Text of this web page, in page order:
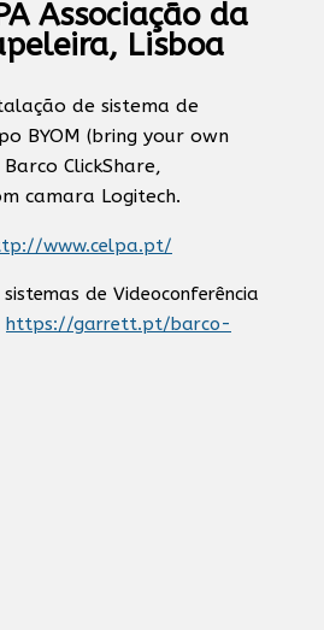
Associação da
Lisboa
de sistema de
BYOM (bring your own
ClickShare,
camara Logitech.
www.celpa.pt/
de Videoconferência
https://garrett.pt/barco-